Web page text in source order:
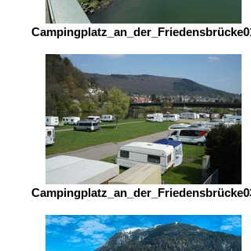
Campingplatz_an_der_Friedensbrücke01
Campingplatz_an_der_Friedensbrücke03